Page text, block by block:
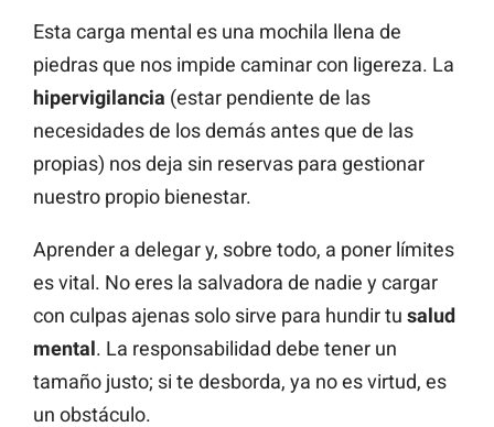
Esta carga mental es una mochila llena de
piedras que nos impide caminar con ligereza. La
hipervigilancia (estar pendiente de las
necesidades de los demás antes que de las
propias) nos deja sin reservas para gestionar
nuestro propio bienestar.
Aprender a delegar y, sobre todo, a poner límites
es vital. No eres la salvadora de nadie y cargar
con culpas ajenas solo sirve para hundir tu salud
mental. La responsabilidad debe tener un
tamaño justo; si te desborda, ya no es virtud, es
un obstáculo.